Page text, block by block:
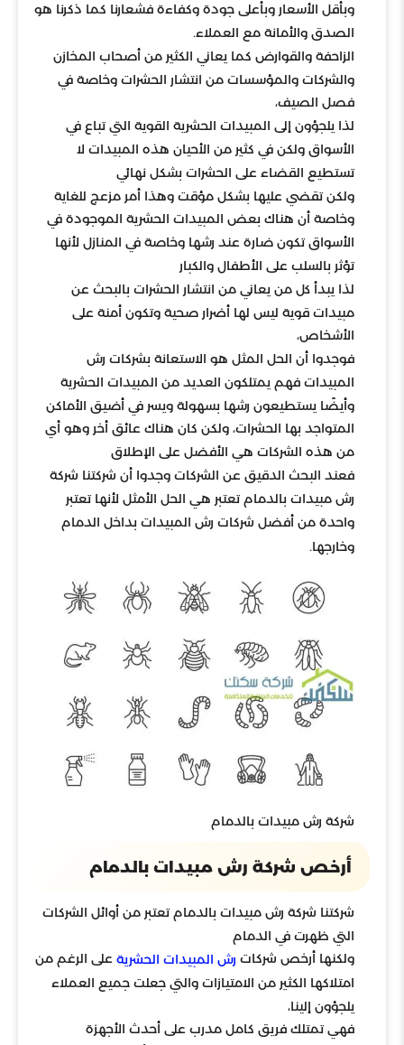
وبأقل الأسعار وبأعلى جودة وكفاءة فشعارنا كما ذكرنا هو
الصدق والأمانة مع العملاء.
الزاحفة والقوارض كما يعاني الكثير من أصحاب المخازن
والشركات والمؤسسات من انتشار الحشرات وخاصة في
فصل الصيف،
لذا يلجؤون إلى المبيدات الحشرية القوية التي تباع في
الأسواق ولكن في كثير من الأحيان هذه المبيدات لا
تستطيع القضاء على الحشرات بشكل نهائي
ولكن تقضي عليها بشكل مؤقت وهذا أمر مزعج للغاية
وخاصة أن هناك بعض المبيدات الحشرية الموجودة في
الأسواق تكون ضارة عند رشها وخاصة في المنازل لأنها
تؤثر بالسلب على الأطفال والكبار
لذا يبدأ كل من يعاني من انتشار الحشرات بالبحث عن
مبيدات قوية ليس لها أضرار صحية وتكون أمنة على
الأشخاص،
فوجدوا أن الحل المثل هو الاستعانة بشركات رش
المبيدات فهم يمتلكون العديد من المبيدات الحشرية
وأيضًا يستطيعون رشها بسهولة ويسر في أضيق الأماكن
المتواجد بها الحشرات، ولكن كان هناك عائق أخر وهو أي
من هذه الشركات هي الأفضل على الإطلاق
فعند البحث الدقيق عن الشركات وجدوا أن شركتنا شركة
رش مبيدات بالدمام تعتبر هي الحل الأمثل لأنها تعتبر
واحدة من أفضل شركات رش المبيدات بداخل الدمام
وخارجها.
شركة رش مبيدات بالدمام
أرخص شركة رش مبيدات بالدمام
شركتنا شركة رش مبيدات بالدمام تعتبر من أوائل الشركات
التي ظهرت في الدمام
ولكنها أرخص شركات رش المبيدات الحشرية على الرغم من
امتلاكها الكثير من الامتيازات والتي جعلت جميع العملاء
يلجؤون إلينا،
فهي تمتلك فريق كامل مدرب على أحدث الأجهزة